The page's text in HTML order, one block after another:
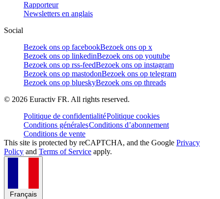
Rapporteur
Newsletters en anglais
Social
Bezoek ons op facebookBezoek ons op x
Bezoek ons op linkedinBezoek ons op youtube
Bezoek ons op rss-feedBezoek ons op instagram
Bezoek ons op mastodonBezoek ons op telegram
Bezoek ons op blueskyBezoek ons op threads
© 2026 Euractiv FR. All rights reserved.
Politique de confidentialitéPolitique cookies
Conditions généralesConditions d’abonnement
Conditions de vente
This site is protected by reCAPTCHA, and the Google Privacy
Policy and Terms of Service apply.
Français